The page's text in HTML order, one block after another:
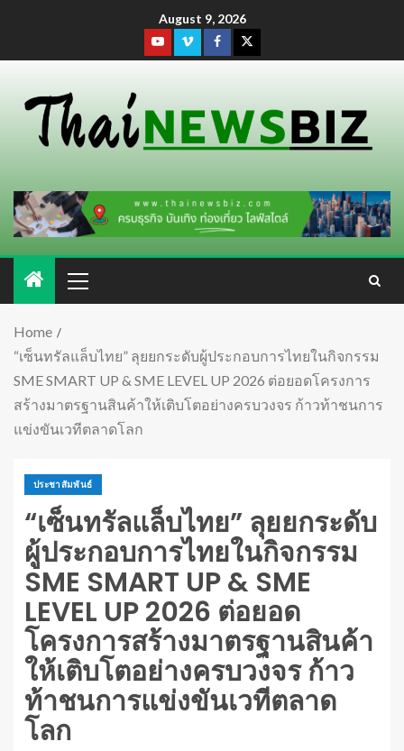
August 9, 2026
Home
“เซ็นทรัลแล็บไทย” ลุยยกระดับผู้ประกอบการไทยในกิจกรรม
SME SMART UP & SME LEVEL UP 2026 ต่อยอดโครงการ
สร้างมาตรฐานสินค้าให้เติบโตอย่างครบวงจร ก้าวท้าชนการ
แข่งขันเวทีตลาดโลก
ประชาสัมพันธ์
“เซ็นทรัลแล็บไทย” ลุยยกระดับ
ผู้ประกอบการไทยในกิจกรรม
SME SMART UP & SME
LEVEL UP 2026 ต่อยอด
โครงการสร้างมาตรฐานสินค้า
ให้เติบโตอย่างครบวงจร ก้าว
ท้าชนการแข่งขันเวทีตลาด
โลก